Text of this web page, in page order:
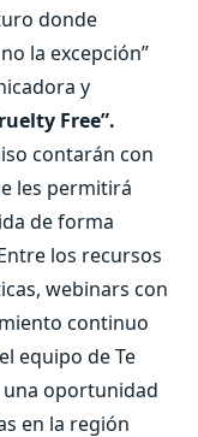
donde
la excepción”
y
Free”.
contarán con
les permitirá
de forma
los recursos
webinars con
continuo
equipo de Te
una oportunidad
en la región